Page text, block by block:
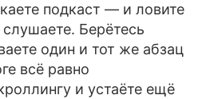
подкаст — и ловите
Берётесь
один и тот же абзац
всё равно
и устаёте ещё